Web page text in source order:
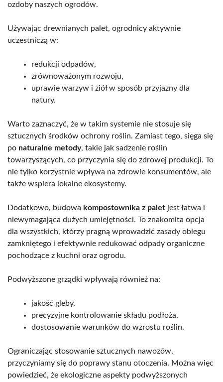
ozdoby naszych ogrodów.
Używając drewnianych palet, ogrodnicy aktywnie
uczestniczą w:
redukcji odpadów,
zrównoważonym rozwoju,
uprawie warzyw i ziół w sposób przyjazny dla
natury.
Warto zaznaczyć, że w takim systemie nie stosuje się
sztucznych środków ochrony roślin. Zamiast tego, sięga się
po naturalne metody, takie jak sadzenie roślin
towarzyszących, co przyczynia się do zdrowej produkcji. To
nie tylko korzystnie wpływa na zdrowie konsumentów, ale
także wspiera lokalne ekosystemy.
Dodatkowo, budowa kompostownika z palet jest łatwa i
niewymagająca dużych umiejętności. To znakomita opcja
dla wszystkich, którzy pragną wprowadzić zasady obiegu
zamkniętego i efektywnie redukować odpady organiczne
pochodzące z kuchni oraz ogrodu.
Podwyższone grządki wpływają również na:
jakość gleby,
precyzyjne kontrolowanie składu podłoża,
dostosowanie warunków do wzrostu roślin.
Ograniczając stosowanie sztucznych nawozów,
przyczyniamy się do poprawy stanu otoczenia. Można więc
powiedzieć, że ekologiczne aspekty podwyższonych